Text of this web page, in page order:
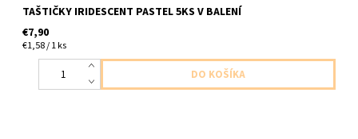
TAŠTIČKY IRIDESCENT PASTEL 5KS V BALENÍ
€7,90
€1,58 / 1 ks